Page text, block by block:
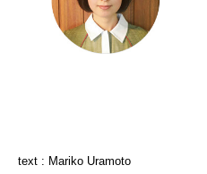
text : Mariko Uramoto